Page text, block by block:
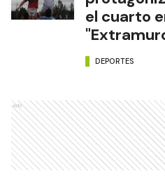
el cuarto
DEPORTES
Ads